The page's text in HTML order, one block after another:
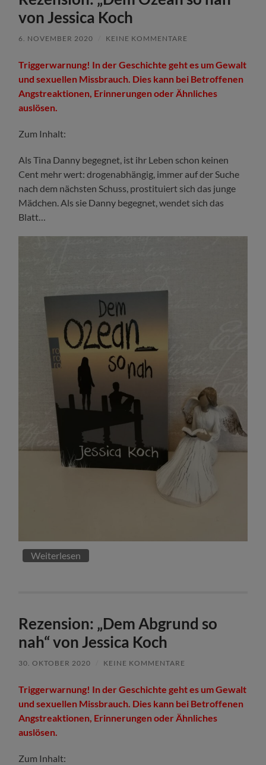
von Jessica Koch
6. NOVEMBER 2020 KEINE KOMMENTARE
Triggerwarnung! In der Geschichte geht es um Gewalt
und sexuellen Missbrauch. Dies kann bei Betroffenen
Angstreaktionen, Erinnerungen oder Ähnliches
auslösen.
Zum Inhalt:
Als Tina Danny begegnet, ist ihr Leben schon keinen
Cent mehr wert: drogenabhängig, immer auf der Suche
nach dem nächsten Schuss, prostituiert sich das junge
Mädchen. Als sie Danny begegnet, wendet sich das
Blatt…
Weiterlesen
Rezension: „Dem Abgrund so
nah“ von Jessica Koch
30. OKTOBER 2020 KEINE KOMMENTARE
Triggerwarnung! In der Geschichte geht es um Gewalt
und sexuellen Missbrauch. Dies kann bei Betroffenen
Angstreaktionen, Erinnerungen oder Ähnliches
auslösen.
Zum Inhalt: